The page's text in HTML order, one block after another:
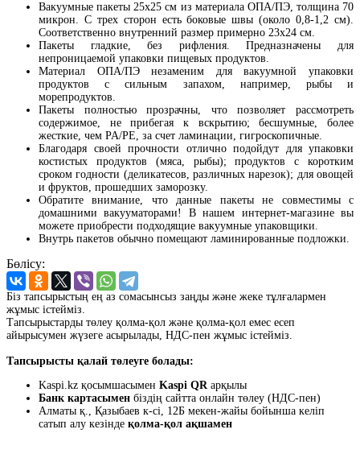
Вакуумные пакеты 25х25см из материалаОПА/ПЭ, толщина70
микрон. С трех сторон есть боковые швы (около 0,8-1,2 см).
Соответственно внутренний размер примерно 23x24 см.
Пакеты
гладкие,без рифления.Предназначены
для
непроницаемой упаковки пищевых продуктов.
Материал ОПА/ПЭ незаменим для вакуумной
упаковки
продуктов
с сильным запахом, например, рыбы
и
морепродуктов.
Пакеты
полностью прозрачны, что позволяет
рассмотреть
содержимое, неприбегая к вскрытию; бесшумные, более
жесткие, чем PA/PE, за счет ламинации, гигроскопичные.
Благодаря своей прочности отлично подойдут для упаковки
костистых продуктов (мяса, рыбы);продуктов с
коротким
сроком годности (деликатесов, различных нарезок); для овощей
и фруктов, прошедших заморозку.
Обратите внимание, что данные пакеты не совместимы
с
домашними
вакууматорами! В нашем интернет-магазине вы
можете приобрести подходящие вакуумные упаковщики.
Внутрь пакетов обычно помещают ламинированные подложки.
Бөлісу:
Біз тапсырыстың ең аз сомасынсыз заңды және жеке тұлғалармен
жұмыс істейміз.
Тапсырыстарды төлеу қолма-қол және қолма-қол емес есеп
айырысумен жүзеге асырылады, НДС-пен жұмыс істейміз.
Тапсырысты қалай төлеуге болады:
Kaspi.kz қосымшасымен Kaspi QRарқылы
Банк картасымен біздің сайтта онлайн төлеу (НДС-пен)
Алматы қ., Қазыбаев к-сі, 12Б мекен-жайы бойынша келіп
сатып алу кезінде қолма-қол ақшамен